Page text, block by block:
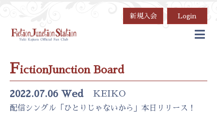
新規入会 Login
FictionJunction Board
2022.07.06 Wed KEIKO
配信シングル「ひとりじゃないから」本日リリース！